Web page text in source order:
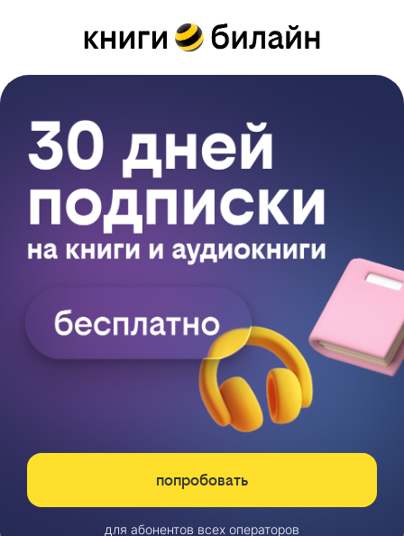
попробовать
для абонентов всех операторов